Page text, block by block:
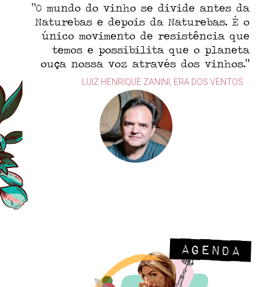
“O mundo do vinho se divide antes da
Naturebas e depois da Naturebas. É o
único movimento de resistência que
temos e possibilita que o planeta
ouça nossa voz através dos vinhos.”
LUIZ HENRIQUE ZANINI, ERA DOS VENTOS
Agenda